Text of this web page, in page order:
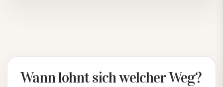
Wann lohnt sich welcher Weg?